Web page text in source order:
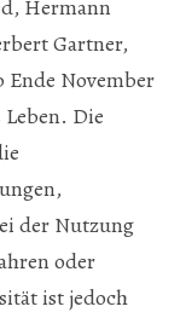
Hermann
Gartner,
Ende November
Die
der Nutzung
oder
ist jedoch